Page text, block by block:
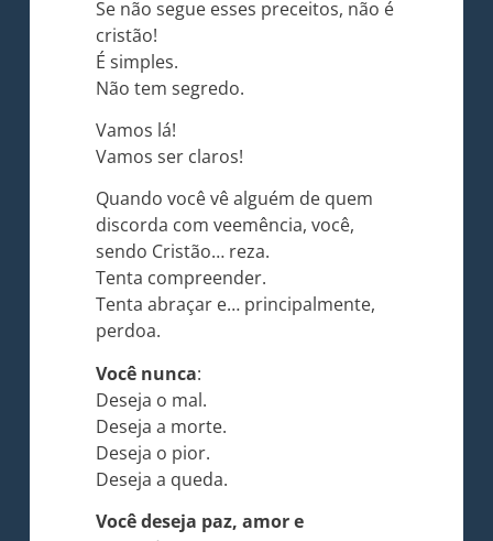
Se não segue esses preceitos, não é
cristão!
É simples.
Não tem segredo.
Vamos lá!
Vamos ser claros!
Quando você vê alguém de quem
discorda com veemência, você,
sendo Cristão… reza.
Tenta compreender.
Tenta abraçar e… principalmente,
perdoa.
Você nunca:
Deseja o mal.
Deseja a morte.
Deseja o pior.
Deseja a queda.
Você deseja paz, amor e